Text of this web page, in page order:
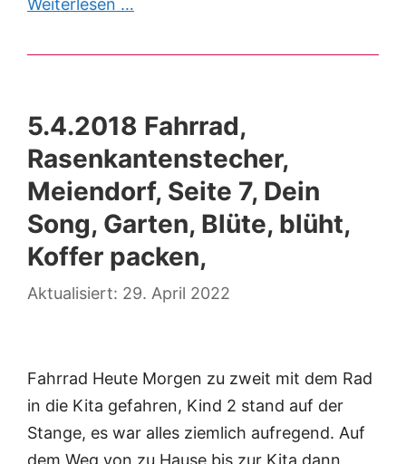
Weiterlesen …
5.4.2018 Fahrrad,
Rasenkantenstecher,
Meiendorf, Seite 7, Dein
Song, Garten, Blüte, blüht,
Koffer packen,
29. April 2022
Fahrrad Heute Morgen zu zweit mit dem Rad
in die Kita gefahren, Kind 2 stand auf der
Stange, es war alles ziemlich aufregend. Auf
dem Weg von zu Hause bis zur Kita dann